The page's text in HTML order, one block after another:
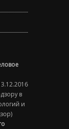
в
и